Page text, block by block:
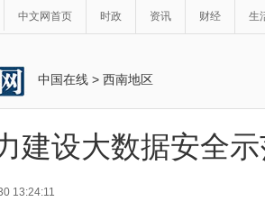
中文网首页 时政 资讯 财经 生
中国在线 > 西南地区
建设大数据安全
13:24:11